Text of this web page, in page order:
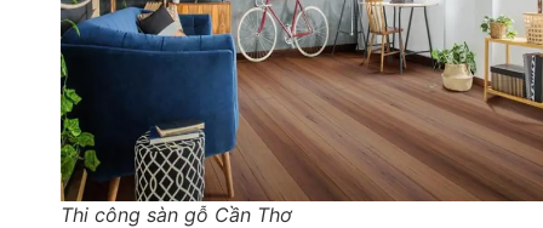
Thi công sàn gỗ Cần Thơ